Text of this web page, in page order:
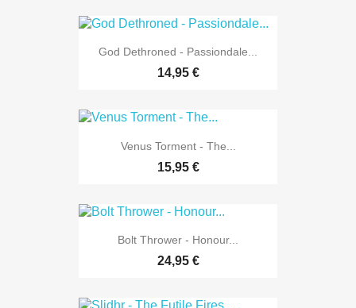
God Dethroned - Passiondale...
14,95 €
Venus Torment - The...
15,95 €
Bolt Thrower - Honour...
24,95 €